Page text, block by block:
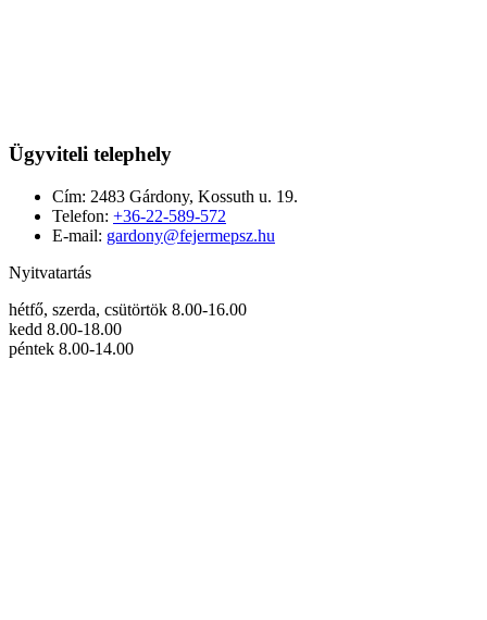
Ügyviteli telephely
Cím: 2483 Gárdony, Kossuth u. 19.
Telefon: +36-22-589-572
E-mail: gardony@fejermepsz.hu
Nyitvatartás
hétfő, szerda, csütörtök 8.00-16.00
kedd 8.00-18.00
péntek 8.00-14.00